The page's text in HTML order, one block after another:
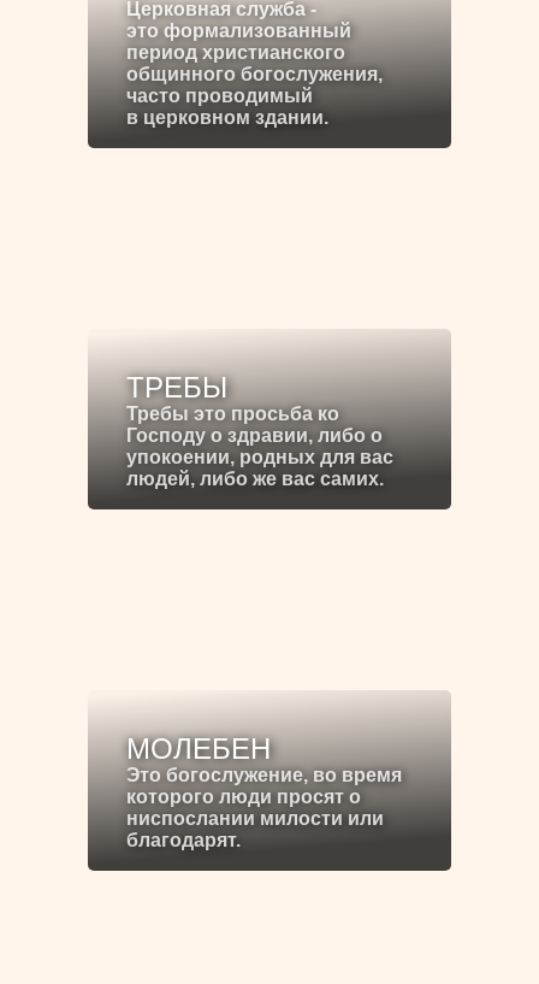
Церковная служба -
это формализованный
период христианского
общинного богослужения,
часто проводимый
в церковном здании.
ТРЕБЫ
Требы это просьба ко
Господу о здравии, либо о
упокоении, родных для вас
людей, либо же вас самих.
МОЛЕБЕН
Это богослужение, во время
которого люди просят о
ниспослании милости или
благодарят.